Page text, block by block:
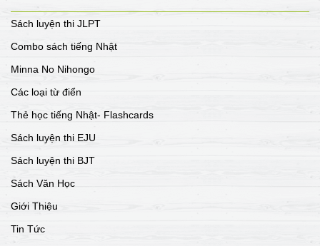
Sách luyện thi JLPT
Combo sách tiếng Nhật
Minna No Nihongo
Các loại từ điển
Thẻ học tiếng Nhật- Flashcards
Sách luyện thi EJU
Sách luyện thi BJT
Sách Văn Học
Giới Thiệu
Tin Tức